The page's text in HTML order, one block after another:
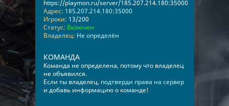
https://playmon.ru/server/185.207.214.180:35000
Адрес: 185.207.214.180:35000
Игроки: 13/200
Статус: Включен
Владелец: Не определён
КОМАНДА
Команда не определена, потому что владелец
не объявился.
Если ты владелец, подтверди права на сервер
и добавь информацию о команде!